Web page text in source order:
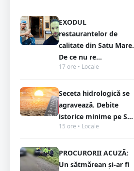
EXODUL
restaurantelor de
calitate din Satu Mare.
De ce nu re...
17 ore • Locale
Seceta hidrologică se
agravează. Debite
istorice minime pe S...
15 ore • Locale
PROCURORII ACUZĂ:
Un sătmărean și-ar fi